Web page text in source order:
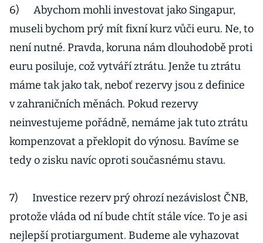
6) Abychom mohli investovat jako Singapur,
museli bychom prý mít fixní kurz vůči euru. Ne, to
není nutné. Pravda, koruna nám dlouhodobě proti
euru posiluje, což vytváří ztrátu. Jenže tu ztrátu
máme tak jako tak, neboť rezervy jsou z definice
v zahraničních měnách. Pokud rezervy
neinvestujeme pořádně, nemáme jak tuto ztrátu
kompenzovat a překlopit do výnosu. Bavíme se
tedy o zisku navíc oproti současnému stavu.
7) Investice rezerv prý ohrozí nezávislost ČNB,
protože vláda od ní bude chtít stále více. To je asi
nejlepší protiargument. Budeme ale vyhazovat